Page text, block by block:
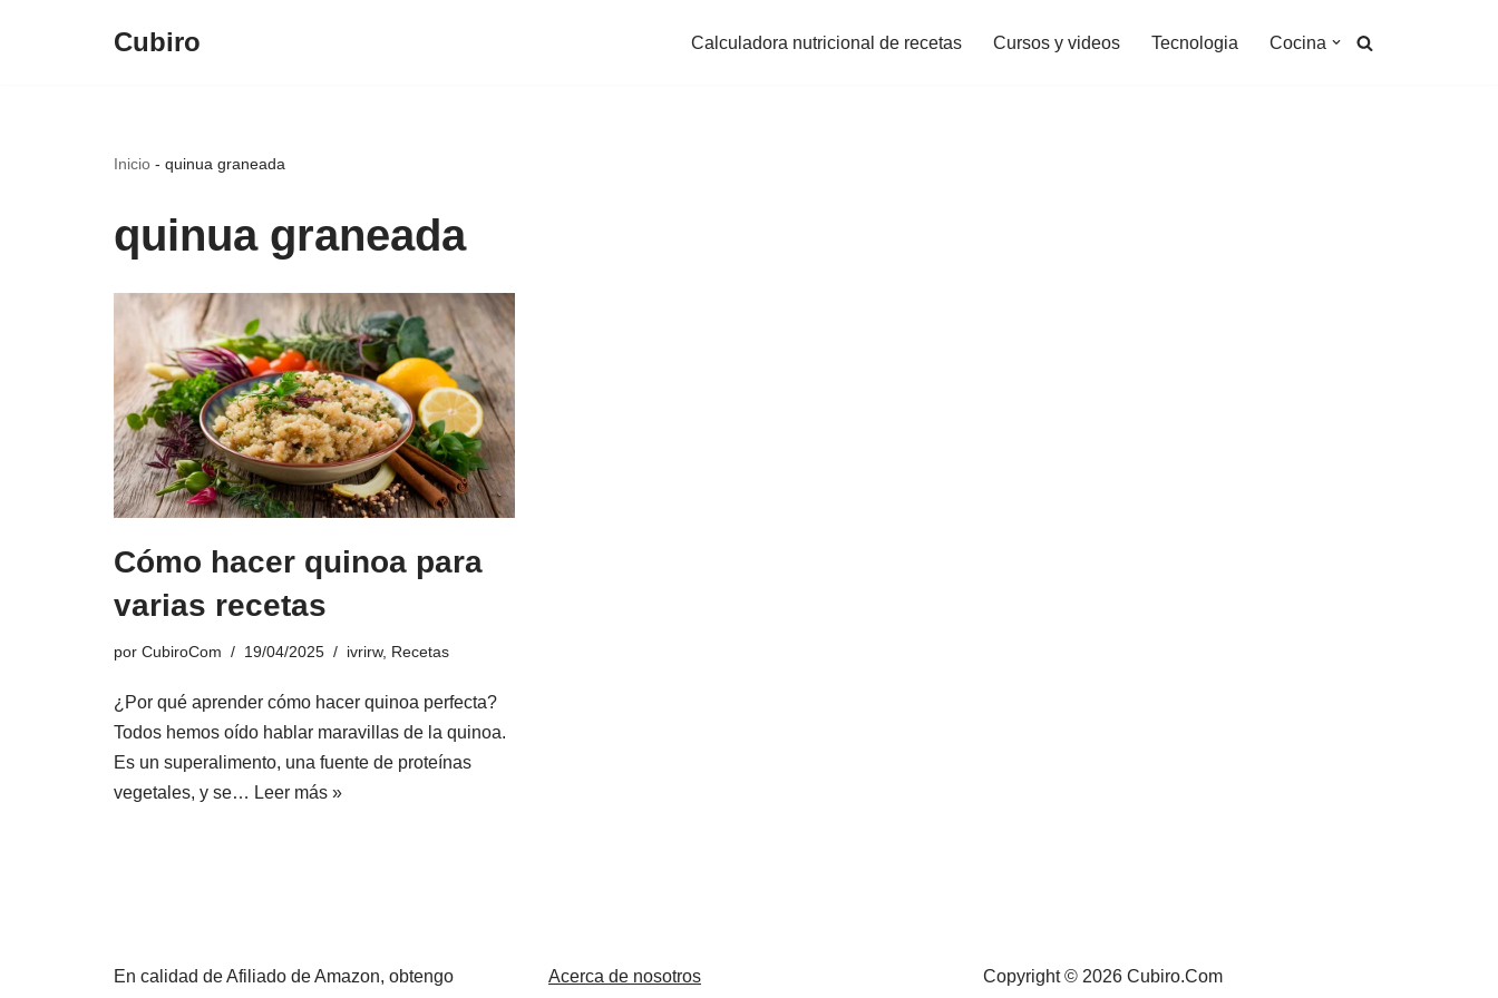
Cubiro Calculadora nutricional de recetas Cursos y videos Tecnologia Cocina
Inicio - quinua graneada
quinua graneada
Cómo hacer quinoa para
varias recetas
por CubiroCom 19/04/2025 ivrirw, Recetas
¿Por qué aprender cómo hacer quinoa perfecta?
Todos hemos oído hablar maravillas de la quinoa.
Es un superalimento, una fuente de proteínas
vegetales, y se… Leer más »
En calidad de Afiliado de Amazon, obtengo
Acerca de nosotros
Copyright © 2026 Cubiro.Com